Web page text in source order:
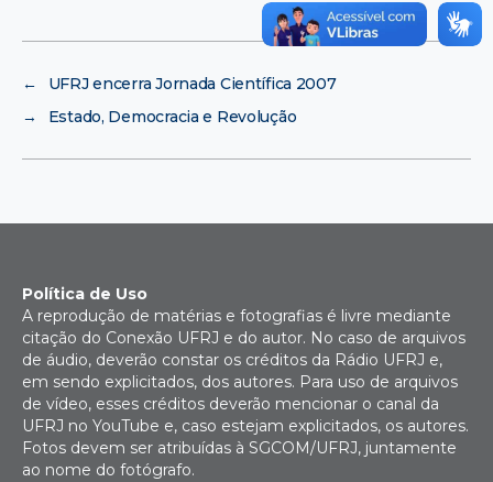
←
UFRJ encerra Jornada Científica 2007
→
Estado, Democracia e Revolução
Política de Uso
A reprodução de matérias e fotografias é livre mediante
citação do Conexão UFRJ e do autor. No caso de arquivos
de áudio, deverão constar os créditos da Rádio UFRJ e,
em sendo explicitados, dos autores. Para uso de arquivos
de vídeo, esses créditos deverão mencionar o canal da
UFRJ no YouTube e, caso estejam explicitados, os autores.
Fotos devem ser atribuídas à SGCOM/UFRJ, juntamente
ao nome do fotógrafo.